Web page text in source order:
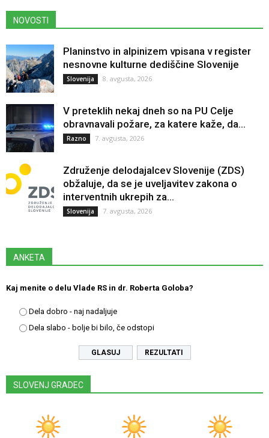
NOVOSTI
Planinstvo in alpinizem vpisana v register
nesnovne kulturne dediščine Slovenije
Slovenija 8. avgusta, 2026
V preteklih nekaj dneh so na PU Celje
obravnavali požare, za katere kaže, da...
Razno 7. avgusta, 2026
Združenje delodajalcev Slovenije (ZDS)
obžaluje, da se je uveljavitev zakona o
interventnih ukrepih za...
Slovenija 7. avgusta, 2026
ANKETA
Kaj menite o delu Vlade RS in dr. Roberta Goloba?
Dela dobro - naj nadaljuje
Dela slabo - bolje bi bilo, če odstopi
REZULTATI
SLOVENJ GRADEC